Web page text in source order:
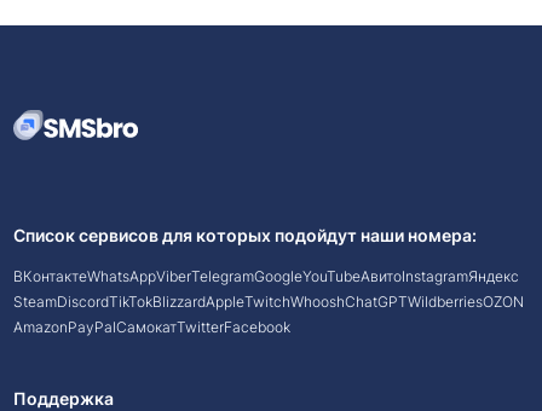
Список сервисов для которых подойдут наши номера:
ВКонтактеWhatsAppViberTelegramGoogleYouTubeАвитоInstagramЯндекс
SteamDiscordTikTokBlizzardAppleTwitchWhooshChatGPTWildberriesOZON
AmazonPayPalСамокатTwitterFacebook
Поддержка